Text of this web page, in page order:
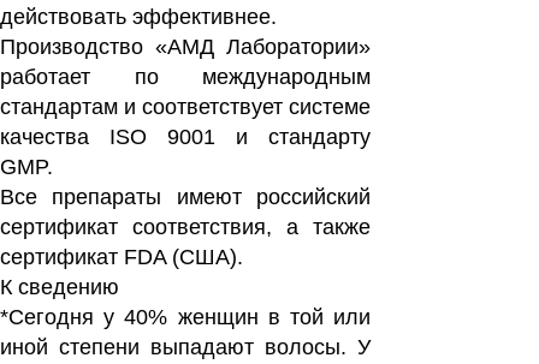
действовать эффективнее.
Производство «АМД Лаборатории»
работает по международным
стандартам и соответствует системе
качества ISО 9001 и стандарту
GMP.
Все препараты имеют российский
сертификат соответствия, а также
сертификат FDA (США).
К сведению
*Сегодня у 40% женщин в той или
иной степени выпадают волосы. У